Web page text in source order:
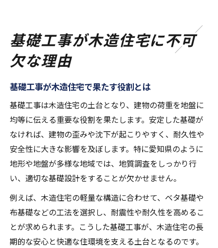
基礎工事が木造住宅に不可
欠な理由
基礎工事が木造住宅で果たす役割とは
基礎工事は木造住宅の土台となり、建物の荷重を地盤に
均等に伝える重要な役割を果たします。安定した基礎が
なければ、建物の歪みや沈下が起こりやすく、耐久性や
安全性に大きな影響を及ぼします。特に愛知県のように
地形や地盤が多様な地域では、地質調査をしっかり行
い、適切な基礎設計をすることが欠かせません。
例えば、木造住宅の軽量な構造に合わせて、ベタ基礎や
布基礎などの工法を選択し、耐震性や耐久性を高めるこ
とが求められます。こうした基礎工事が、木造住宅の長
期的な安心と快適な住環境を支える土台となるのです。